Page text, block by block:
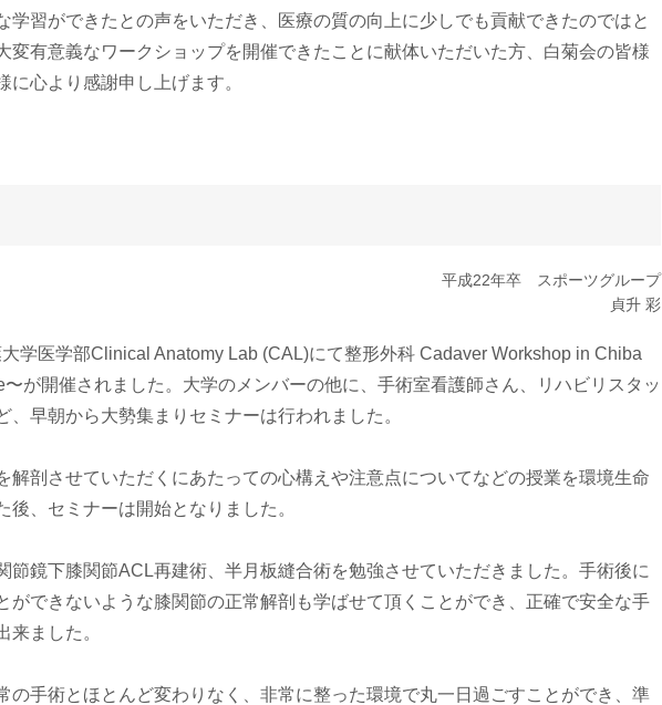
学習ができたとの声をいただき、医療の質の向上に少しでも貢献できたのではと
変有意義なワークショップを開催できたことに献体いただいた方、白菊会の皆様
心より感謝申し上げます。
平成22年卒 スポーツグループ
貞升 彩
学医学部Clinical Anatomy Lab (CAL)にて整形外科 Cadaver Workshop in Chiba
が開催されました。大学のメンバーの他に、手術室看護師さん、リハビリスタッ
、早朝から大勢集まりセミナーは行われました。
剖させていただくにあたっての心構えや注意点についてなどの授業を環境生命
後、セミナーは開始となりました。
鏡下膝関節ACL再建術、半月板縫合術を勉強させていただきました。手術後に
ができないような膝関節の正常解剖も学ばせて頂くことができ、正確で安全な手
来ました。
手術とほとんど変わりなく、非常に整った環境で丸一日過ごすことができ、準